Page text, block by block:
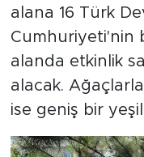
alana 16 Türk
Cumhuriyeti'nin
alanda etkinlik
alacak.
ise geniş bir